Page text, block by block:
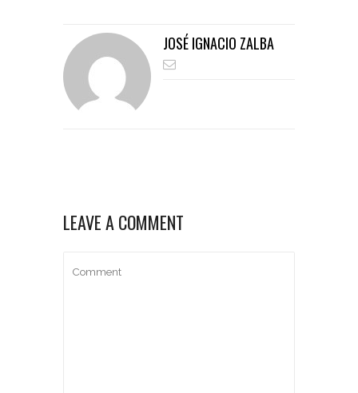
JOSÉ IGNACIO ZALBA
LEAVE A COMMENT